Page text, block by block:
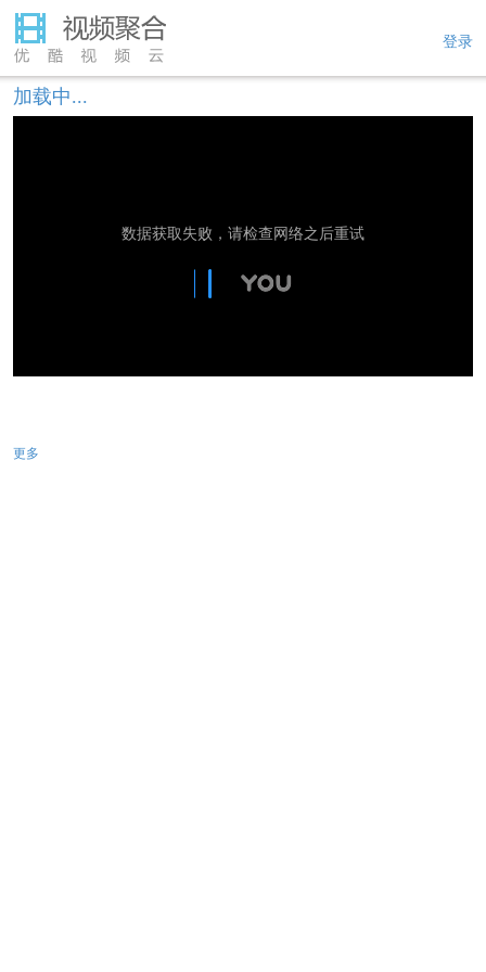
登录
加载中...
数据获取失败，请检查网络之后重试
更多